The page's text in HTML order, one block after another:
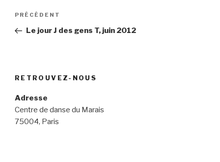
Navigation
l’article
Article
précédent
PRÉCÉDENT
Le jour J des gens T, juin 2012
RETROUVEZ-NOUS
Adresse
Centre de danse du Marais
75004, Paris